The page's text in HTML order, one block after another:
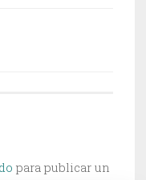
para publicar un